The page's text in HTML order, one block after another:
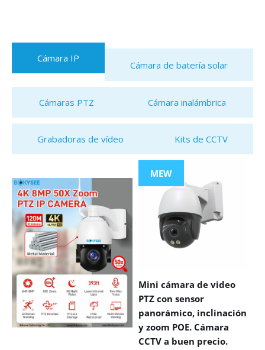
Cámara IP
Cámara de batería solar
Cámaras PTZ Cámara inalámbrica
Grabadoras de vídeo Kits de CCTV
MEW
Mini cámara de video
PTZ con sensor
panorámico, inclinación
y zoom POE. Cámara
CCTV a buen precio.